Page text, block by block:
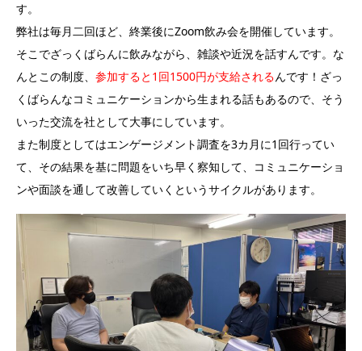
す。
弊社は毎月二回ほど、終業後にZoom飲み会を開催しています。
そこでざっくばらんに飲みながら、雑談や近況を話すんです。な
んとこの制度、 参加すると1回1500円が支給されるんです！ざっ
くばらんなコミュニケーションから生まれる話もあるので、そう
いった交流を社として大事にしています。
また制度としてはエンゲージメント調査を3カ月に1回行ってい
て、その結果を基に問題をいち早く察知して、コミュニケーショ
ンや面談を通して改善していくというサイクルがあります。